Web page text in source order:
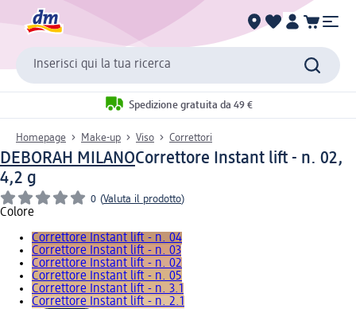
Inserisci qui la tua ricerca
Spedizione gratuita da 49 €
Homepage Make-up Viso Correttori
DEBORAH MILANOCorrettore Instant lift - n. 02,
4,2 g
0 (Valuta il prodotto)
Colore
Correttore Instant lift - n. 04
Correttore Instant lift - n. 03
Correttore Instant lift - n. 02
Correttore Instant lift - n. 05
Correttore Instant lift - n. 3.1
Correttore Instant lift - n. 2.1